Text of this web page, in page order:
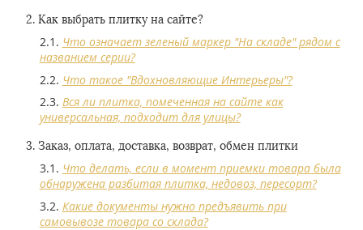
Как выбрать плитку на сайте?
Что означает зеленый маркер "На складе" рядом с
названием серии?
Что такое "Вдохновляющие Интерьеры"?
Вся ли плитка, помеченная на сайте как
универсальная, подходит для улицы?
Заказ, оплата, доставка, возврат, обмен плитки
Что делать, если в момент приемки товара была
обнаружена разбитая плитка, недовоз, пересорт?
Какие документы нужно предъявить при
самовывозе товара со склада?